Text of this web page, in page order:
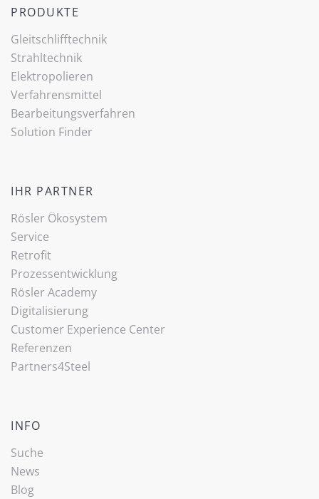
PRODUKTE
Gleitschlifftechnik
Strahltechnik
Elektropolieren
Verfahrensmittel
Bearbeitungsverfahren
Solution Finder
IHR PARTNER
Rösler Ökosystem
Service
Retrofit
Prozessentwicklung
Rösler Academy
Digitalisierung
Customer Experience Center
Referenzen
Partners4Steel
INFO
Suche
News
Blog